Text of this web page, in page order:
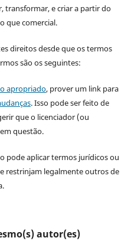
e criar a partir do
que comercial.
direitos desde que os termos
são os seguintes:
apropriado, prover um link para
. Isso pode ser feito de
que o licenciador (ou
questão.
pode aplicar termos jurídicos ou
restrinjam legalmente outros de
autor(es)